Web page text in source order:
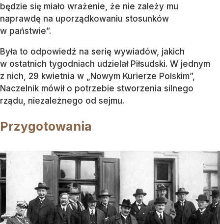
będzie się miało wrażenie, że nie zależy mu
naprawdę na uporządkowaniu stosunków
w państwie”.
Była to odpowiedź na serię wywiadów, jakich
w ostatnich tygodniach udzielał Piłsudski. W jednym
z nich, 29 kwietnia w „Nowym Kurierze Polskim”,
Naczelnik mówił o potrzebie stworzenia silnego
rządu, niezależnego od sejmu.
Przygotowania